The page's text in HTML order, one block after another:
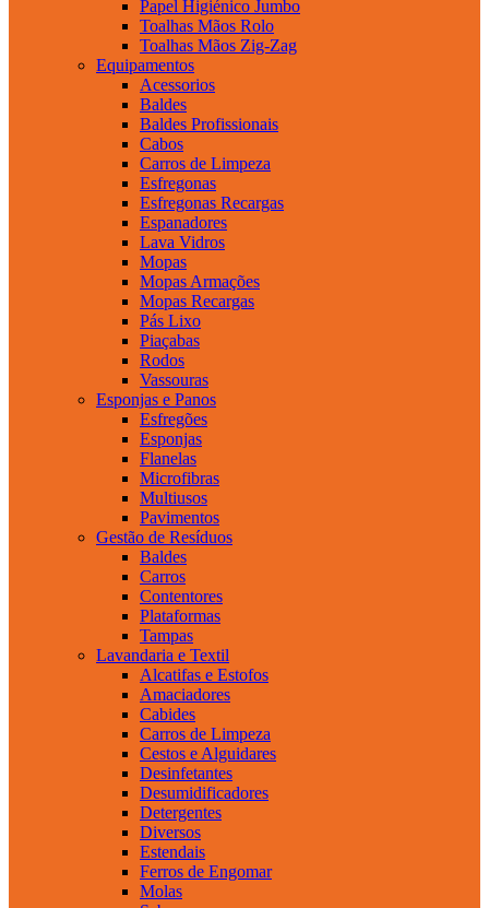
Papel Higiénico Jumbo
Toalhas Mãos Rolo
Toalhas Mãos Zig-Zag
Equipamentos
Acessorios
Baldes
Baldes Profissionais
Cabos
Carros de Limpeza
Esfregonas
Esfregonas Recargas
Espanadores
Lava Vidros
Mopas
Mopas Armações
Mopas Recargas
Pás Lixo
Piaçabas
Rodos
Vassouras
Esponjas e Panos
Esfregões
Esponjas
Flanelas
Microfibras
Multiusos
Pavimentos
Gestão de Resíduos
Baldes
Carros
Contentores
Plataformas
Tampas
Lavandaria e Textil
Alcatifas e Estofos
Amaciadores
Cabides
Carros de Limpeza
Cestos e Alguidares
Desinfetantes
Desumidificadores
Detergentes
Diversos
Estendais
Ferros de Engomar
Molas